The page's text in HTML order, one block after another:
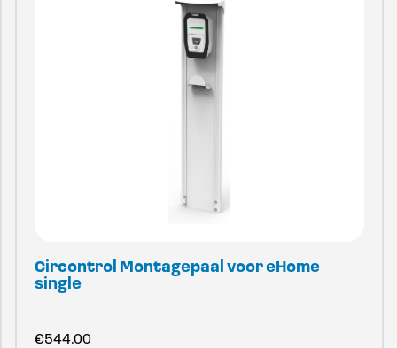
Circontrol Montagepaal voor eHome
single
€544.00